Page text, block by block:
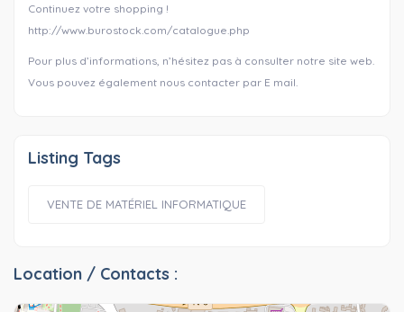
Continuez votre shopping !
http://www.burostock.com/catalogue.php
Pour plus d’informations, n’hésitez pas à consulter notre site web.
Vous pouvez également nous contacter par E mail.
Listing Tags
VENTE DE MATÉRIEL INFORMATIQUE
Location / Contacts :